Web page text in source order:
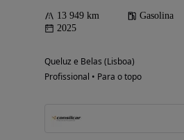
13 949 km Gasolina
2025
Queluz e Belas (Lisboa)
Profissional • Para o topo